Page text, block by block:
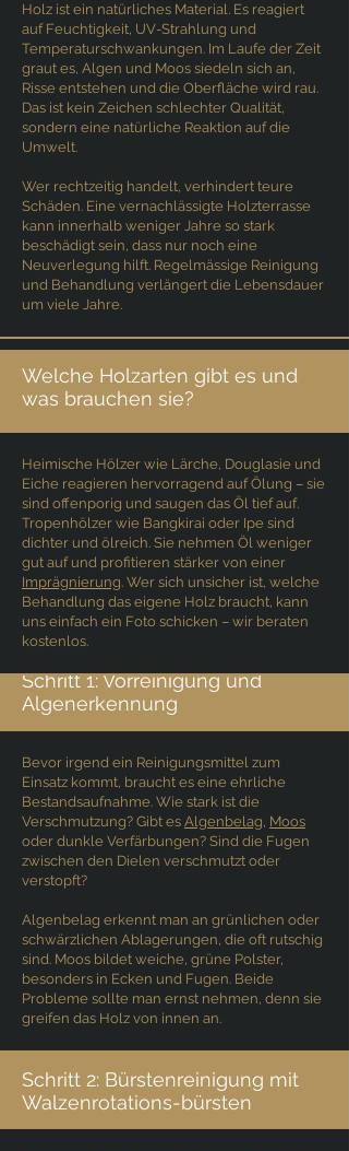
Holz ist ein natürliches Material. Es reagiert
auf Feuchtigkeit, UV-Strahlung und
Temperaturschwankungen. Im Laufe der Zeit
graut es, Algen und Moos siedeln sich an,
Risse entstehen und die Oberfläche wird rau.
Das ist kein Zeichen schlechter Qualität,
sondern eine natürliche Reaktion auf die
Umwelt.
Wer rechtzeitig handelt, verhindert teure
Schäden. Eine vernachlässigte Holzterrasse
kann innerhalb weniger Jahre so stark
beschädigt sein, dass nur noch eine
Neuverlegung hilft. Regelmässige Reinigung
und Behandlung verlängert die Lebensdauer
um viele Jahre.
Schritt 1: Vorreinigung und
Algenerkennung
Bevor irgend ein Reinigungsmittel zum
Einsatz kommt, braucht es eine ehrliche
Bestandsaufnahme. Wie stark ist die
Verschmutzung? Gibt es Algenbelag, Moos
oder dunkle Verfärbungen? Sind die Fugen
zwischen den Dielen verschmutzt oder
verstopft?
Algenbelag erkennt man an grünlichen oder
schwärzlichen Ablagerungen, die oft rutschig
sind. Moos bildet weiche, grüne Polster,
besonders in Ecken und Fugen. Beide
Probleme sollte man ernst nehmen, denn sie
greifen das Holz von innen an.
Welche Holzarten gibt es und
was brauchen sie?
Heimische Hölzer wie Lärche, Douglasie und
Eiche reagieren hervorragend auf Ölung – sie
sind offenporig und saugen das Öl tief auf.
Tropenhölzer wie Bangkirai oder Ipe sind
dichter und ölreich. Sie nehmen Öl weniger
gut auf und profitieren stärker von einer
Imprägnierung. Wer sich unsicher ist, welche
Behandlung das eigene Holz braucht, kann
uns einfach ein Foto schicken – wir beraten
kostenlos.
Schritt 2: Bürstenreinigung mit
Walzenrotations-bürsten